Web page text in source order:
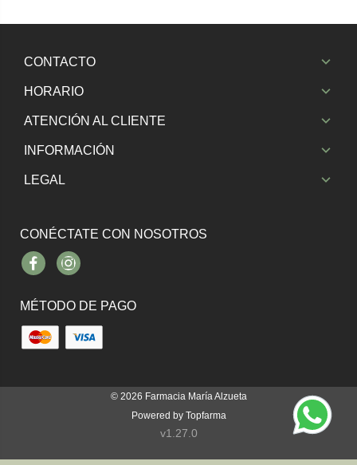
CONTACTO
HORARIO
ATENCIÓN AL CLIENTE
INFORMACIÓN
LEGAL
CONÉCTATE CON NOSOTROS
FacebookInstagram
MÉTODO DE PAGO
© 2026 Farmacia María Alzueta
Powered by Topfarma
v1.27.0